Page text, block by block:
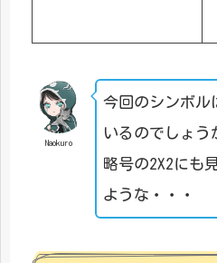
Naokuro
今回のシンボル
いるのでしょう
略号の2X2にも
ような・・・